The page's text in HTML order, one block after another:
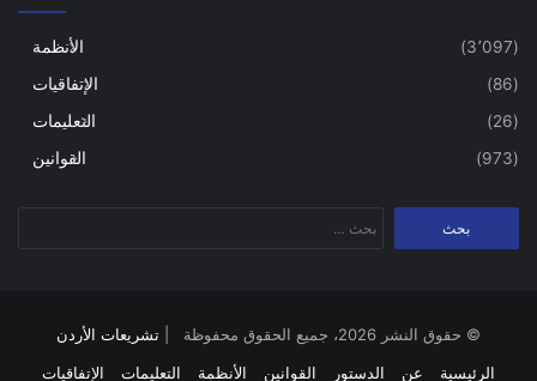
الأنظمة
(3٬097)
الإتفاقيات
(86)
التعليمات
(26)
القوانين
(973)
© حقوق النشر 2026، جميع الحقوق محفوظة |
تشريعات الأردن
الرئيسية
عن الدستور القوانين الأنظمة التعليمات الإتفاقيات